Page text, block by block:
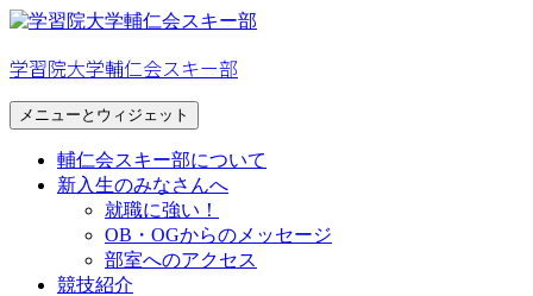
コ
テ
ツ
学習院大学輔仁会スキー部
メニューとウィジェット
輔仁会スキー部について
新入生のみなさんへ
就職に強い！
OB・OGからのメッセージ
部室へのアクセス
競技紹介